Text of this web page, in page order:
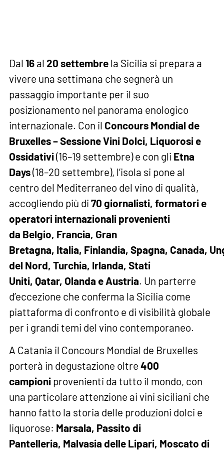
Dal 16 al 20 settembre la Sicilia si prepara a
vivere una settimana che segnerà un
passaggio importante per il suo
posizionamento nel panorama enologico
internazionale. Con il Concours Mondial de
Bruxelles – Sessione Vini Dolci, Liquorosi e
Ossidativi(16–19 settembre) e con gli Etna
Days(18–20 settembre), l’isola si pone al
centro del Mediterraneo del vino di qualità,
accogliendo più di 70 giornalisti, formatori e
operatori internazionali provenienti
da Belgio, Francia, Gran
Bretagna, Italia, Finlandia, Spagna, Canada,
del Nord, Turchia, Irlanda, Stati
Uniti, Qatar, Olanda e Austria. Un parterre
d’eccezione che conferma la Sicilia come
piattaforma di confronto e di visibilità globale
per i grandi temi del vino contemporaneo.
A Catania il Concours Mondial de Bruxelles
porterà in degustazione oltre 400
campioni provenienti da tutto il mondo, con
una particolare attenzione ai vini siciliani che
hanno fatto la storia delle produzioni dolci e
liquorose: Marsala, Passito di
Pantelleria, Malvasia delle Lipari, Moscato di